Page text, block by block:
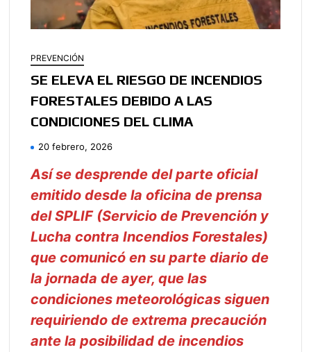
PREVENCIÓN
SE ELEVA EL RIESGO DE INCENDIOS
FORESTALES DEBIDO A LAS
CONDICIONES DEL CLIMA
20 febrero, 2026
Así se desprende del parte oficial
emitido desde la oficina de prensa
del SPLIF (Servicio de Prevención y
Lucha contra Incendios Forestales)
que comunicó en su parte diario de
la jornada de ayer, que las
condiciones meteorológicas siguen
requiriendo de extrema precaución
ante la posibilidad de incendios